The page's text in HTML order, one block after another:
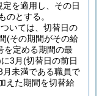
定を適用し、その日
のとする。
いては、切替日の
(その期間がその給
を定める期間の最
に3月(切替日の前日
未満である職員で
えた期間を切替給